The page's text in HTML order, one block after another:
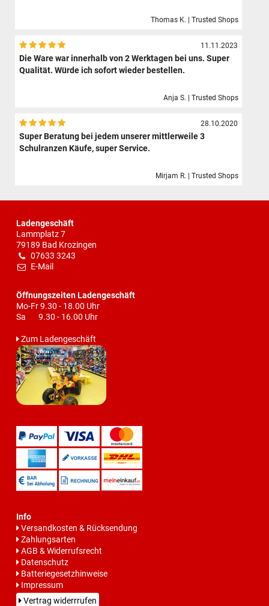
Thomas K. | Trusted Shops
11.11.2023
Die Ware war innerhalb von 2 Werktagen bei uns. Super
Qualität. Würde ich sofort wieder bestellen.
Anja S. | Trusted Shops
28.10.2020
Super Beratung bei jedem unserer mittlerweile 3
Schulranzen Käufe, super Service.
Mirjam R. | Trusted Shops
Ladengeschäft
Lammplatz 7
79189 Bad Krozingen
07633 3243
E-Mail
Öffnungszeiten Ladengeschäft
Mo-Fr 9.30 - 18.00 Uhr
Sa 9.30 - 16.00 Uhr
Zum Ladengeschäft
Info
Versandkosten & Rücksendung
Zahlungsarten
AGB & Widerrufsrecht
Datenschutz
Batteriegesetzhinweise
Impressum
Vertrag widerrrufen